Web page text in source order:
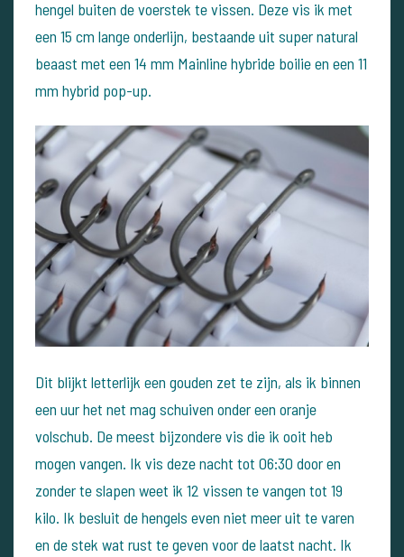
hengel buiten de voerstek te vissen. Deze vis ik met
een 15 cm lange onderlijn, bestaande uit super natural
beaast met een 14 mm Mainline hybride boilie en een 11
mm hybrid pop-up.
Dit blijkt letterlijk een gouden zet te zijn, als ik binnen
een uur het net mag schuiven onder een oranje
volschub. De meest bijzondere vis die ik ooit heb
mogen vangen. Ik vis deze nacht tot 06:30 door en
zonder te slapen weet ik 12 vissen te vangen tot 19
kilo. Ik besluit de hengels even niet meer uit te varen
en de stek wat rust te geven voor de laatst nacht. Ik